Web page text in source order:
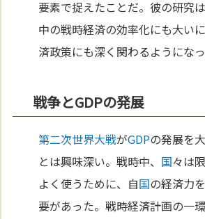
要素で捉えたことだ。彼の研究
中の戦時経済の効率化にも大い
済政策にも深く関わるようになっ
戦争とGDPの発展
第二次世界大戦がGDPの発展を
とは興味深い。戦時中、 国々は
よく使うために、自国の経済力
要があった。戦時経済計画の一